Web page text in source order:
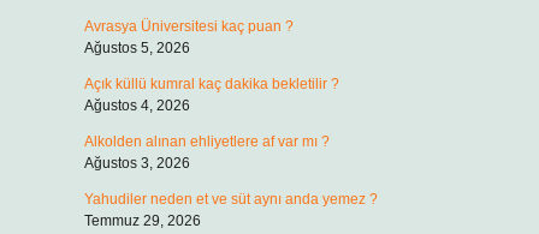
Avrasya Üniversitesi kaç puan ?
Ağustos 5, 2026
Açık küllü kumral kaç dakika bekletilir ?
Ağustos 4, 2026
Alkolden alınan ehliyetlere af var mı ?
Ağustos 3, 2026
Yahudiler neden et ve süt aynı anda yemez ?
Temmuz 29, 2026